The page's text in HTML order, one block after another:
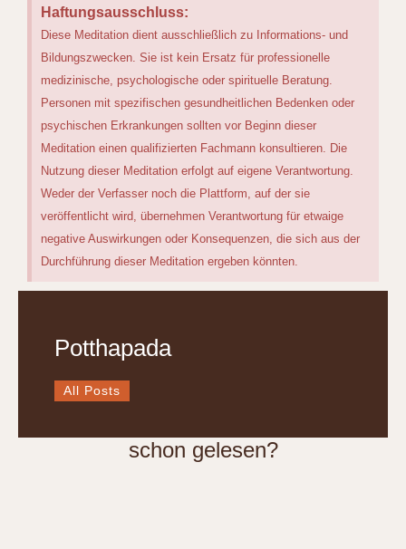
Haftungsausschluss:
Diese Meditation dient ausschließlich zu Informations- und
Bildungszwecken. Sie ist kein Ersatz für professionelle
medizinische, psychologische oder spirituelle Beratung.
Personen mit spezifischen gesundheitlichen Bedenken oder
psychischen Erkrankungen sollten vor Beginn dieser
Meditation einen qualifizierten Fachmann konsultieren. Die
Nutzung dieser Meditation erfolgt auf eigene Verantwortung.
Weder der Verfasser noch die Plattform, auf der sie
veröffentlicht wird, übernehmen Verantwortung für etwaige
negative Auswirkungen oder Konsequenzen, die sich aus der
Durchführung dieser Meditation ergeben könnten.
Potthapada
All Posts
schon gelesen?